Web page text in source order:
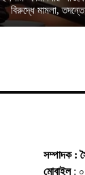
বিরুদ্ধে মামলা,
সম্পাদক :
মোবাইল: